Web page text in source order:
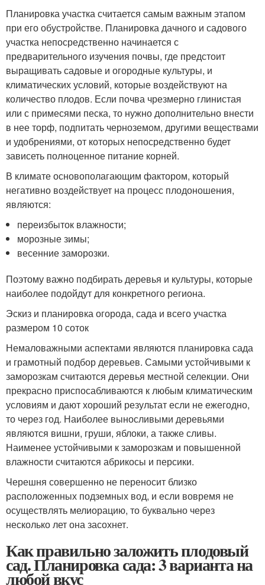
Планировка участка считается самым важным этапом
при его обустройстве. Планировка дачного и садового
участка непосредственно начинается с
предварительного изучения почвы, где предстоит
выращивать садовые и огородные культуры, и
климатических условий, которые воздействуют на
количество плодов. Если почва чрезмерно глинистая
или с примесями песка, то нужно дополнительно внести
в нее торф, подпитать черноземом, другими веществами
и удобрениями, от которых непосредственно будет
зависеть полноценное питание корней.
В климате основополагающим фактором, который
негативно воздействует на процесс плодоношения,
являются:
переизбыток влажности;
морозные зимы;
весенние заморозки.
Поэтому важно подбирать деревья и культуры, которые
наиболее подойдут для конкретного региона.
Эскиз и планировка огорода, сада и всего участка
размером 10 соток
Немаловажными аспектами являются планировка сада
и грамотный подбор деревьев. Самыми устойчивыми к
заморозкам считаются деревья местной селекции. Они
прекрасно приспосабливаются к любым климатическим
условиям и дают хороший результат если не ежегодно,
то через год. Наиболее выносливыми деревьями
являются вишни, груши, яблоки, а также сливы.
Наименее устойчивыми к заморозкам и повышенной
влажности считаются абрикосы и персики.
Черешня совершенно не переносит близко
расположенных подземных вод, и если вовремя не
осуществлять мелиорацию, то буквально через
несколько лет она засохнет.
Как правильно заложить плодовый
сад. Планировка сада: 3 варианта на
любой вкус